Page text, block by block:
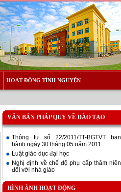
HOẠT ĐỘNG TÌNH NGUYỆN
VĂN BẢN PHÁP QUY VỀ ĐÀO TẠO
Thông tư số 22/2011/TT-BGTVT ban
hành ngày 30 tháng 05 năm 2011
Luật giáo dục đại học
Nghị định về chế độ phụ cấp thâm niên
đối với nhà giáo
HÌNH ẢNH HOẠT ĐỘNG